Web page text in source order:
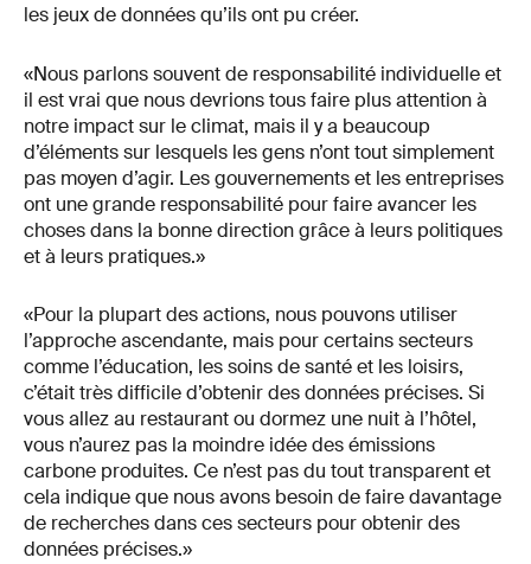
les jeux de données qu’ils ont pu créer.
«Nous parlons souvent de responsabilité individuelle et
il est vrai que nous devrions tous faire plus attention à
notre impact sur le climat, mais il y a beaucoup
d’éléments sur lesquels les gens n’ont tout simplement
pas moyen d’agir. Les gouvernements et les entreprises
ont une grande responsabilité pour faire avancer les
choses dans la bonne direction grâce à leurs politiques
et à leurs pratiques.»
«Pour la plupart des actions, nous pouvons utiliser
l’approche ascendante, mais pour certains secteurs
comme l’éducation, les soins de santé et les loisirs,
c’était très difficile d’obtenir des données précises. Si
vous allez au restaurant ou dormez une nuit à l’hôtel,
vous n’aurez pas la moindre idée des émissions
carbone produites. Ce n’est pas du tout transparent et
cela indique que nous avons besoin de faire davantage
de recherches dans ces secteurs pour obtenir des
données précises.»